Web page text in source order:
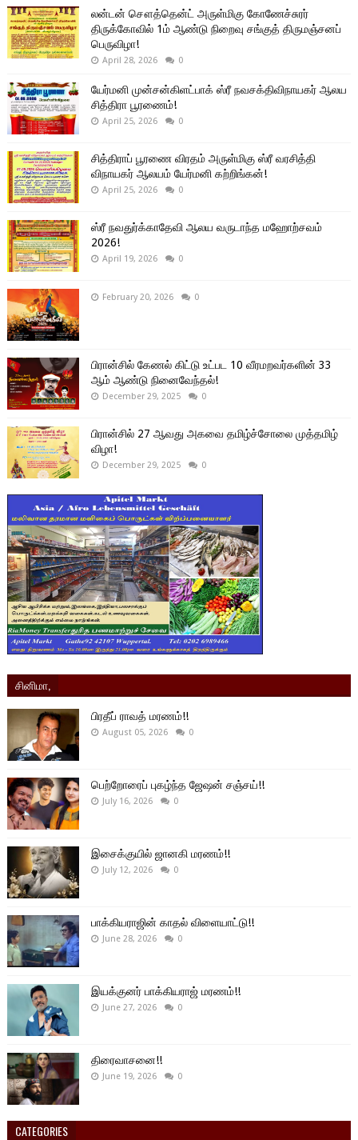
லன்டன் சௌத்தென்ட் அருள்மிகு கோணேச்சுரர்
திருக்கோவில் 1ம் ஆண்டு நிறைவு சங்குத் திருமஞ்சனப்
பெருவிழா!
April 28, 2026 0
யேர்மனி முன்சன்கிளட்பாக் ஸ்ரீ நவசக்திவிநாயகர் ஆலய
சித்திரா பூரணைம்!
April 25, 2026 0
சித்திராப் பூரணை விரதம் அருள்மிகு ஸ்ரீ வரசித்தி
விநாயகர் ஆலயம் யேர்மனி கற்றிங்கன்!
April 25, 2026 0
ஸ்ரீ நவதுர்க்காதேவி ஆலய வருடாந்த மஹோற்சவம்
2026!
April 19, 2026 0
February 20, 2026 0
பிரான்சில் கேணல் கிட்டு உட்பட 10 வீரமறவர்களின் 33
ஆம் ஆண்டு நினைவேந்தல்!
December 29, 2025 0
பிரான்சில் 27 ஆவது அகவை தமிழ்ச்சோலை முத்தமிழ்
விழா!
December 29, 2025 0
சினிமா,
பிரதீப் ராவத் மரணம்!!
August 05, 2026 0
பெற்றோரைப் புகழ்ந்த ஜேஷன் சஞ்சய்!!
July 16, 2026 0
இசைக்குயில் ஜானகி மரணம்!!
July 12, 2026 0
பாக்கியராஜின் காதல் விளையாட்டு!!
June 28, 2026 0
இயக்குனர் பாக்கியராஜ் மரணம்!!
June 27, 2026 0
திரைவாசனை!!
June 19, 2026 0
CATEGORIES